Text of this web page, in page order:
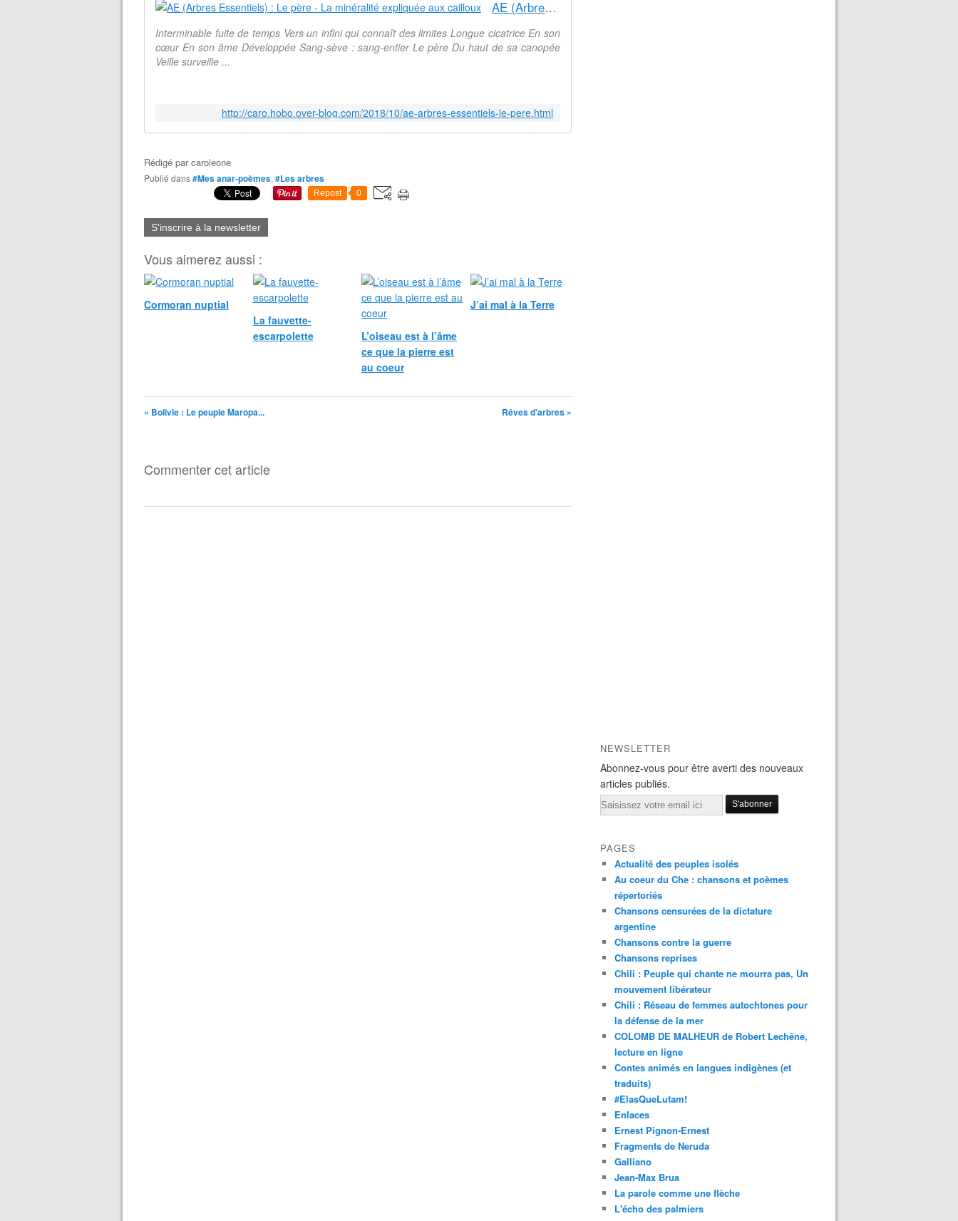
AE (Arbres Essentiels) : Le père - La minéralité expliquée aux cailloux
Interminable fuite de temps Vers un infini qui connaît des limites Longue cicatrice En son
cœur En son âme Développée Sang-sève : sang-entier Le père Du haut de sa canopée
Veille surveille ...
http://caro.hobo.over-blog.com/2018/10/ae-arbres-essentiels-le-pere.html
Rédigé parcaroleone
Publié dans#Mes anar-poèmes, #Les arbres
Repost 0
S'inscrire à la newsletter
Vous aimerez aussi :
Cormoran nuptial
La fauvette-
escarpolette
L’oiseau est à l’âme
ce que la pierre est
au coeur
J’ai mal à la Terre
« Bolivie : Le peuple Maropa... Rêves d'arbres »
Commenter cet article
NEWSLETTER
Abonnez-vous pour être averti des nouveaux
articles publiés.
Email
PAGES
Actualité des peuples isolés
Au coeur du Che : chansons et poèmes
répertoriés
Chansons censurées de la dictature
argentine
Chansons contre la guerre
Chansons reprises
Chili : Peuple qui chante ne mourra pas, Un
mouvement libérateur
Chili : Réseau de femmes autochtones pour
la défense de la mer
COLOMB DE MALHEUR de Robert Lechêne,
lecture en ligne
Contes animés en langues indigènes (et
traduits)
#ElasQueLutam!
Enlaces
Ernest Pignon-Ernest
Fragments de Neruda
Galliano
Jean-Max Brua
La parole comme une flèche
L'écho des palmiers